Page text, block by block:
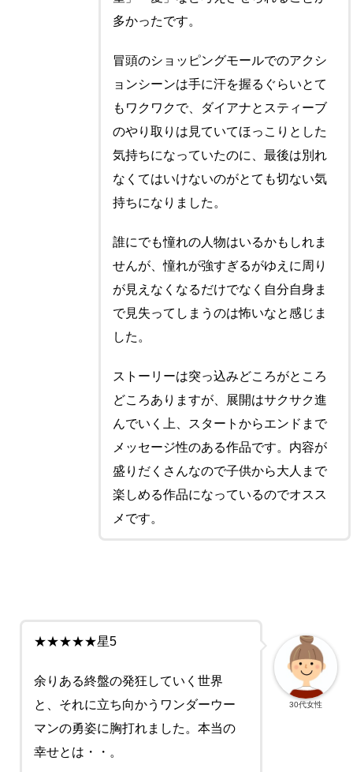
多かったです。
冒頭のショッピングモールでのアクシ
ョンシーンは手に汗を握るぐらいとて
もワクワクで、ダイアナとスティーブ
のやり取りは見ていてほっこりとした
気持ちになっていたのに、最後は別れ
なくてはいけないのがとても切ない気
持ちになりました。
誰にでも憧れの人物はいるかもしれま
せんが、憧れが強すぎるがゆえに周り
が見えなくなるだけでなく自分自身ま
で見失ってしまうのは怖いなと感じま
した。
ストーリーは突っ込みどころがところ
どころありますが、展開はサクサク進
んでいく上、スタートからエンドまで
メッセージ性のある作品です。内容が
盛りだくさんなので子供から大人まで
楽しめる作品になっているのでオスス
メです。
★★★★★星5
余りある終盤の発狂していく世界
と、それに立ち向かうワンダーウー
マンの勇姿に胸打れました。本当の
幸せとは・・。
30代女性